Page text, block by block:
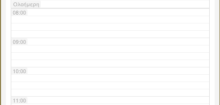
Ολοήμερη
08:00
09:00
10:00
11:00